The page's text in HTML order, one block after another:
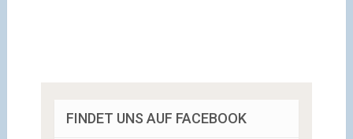
FINDET UNS AUF FACEBOOK